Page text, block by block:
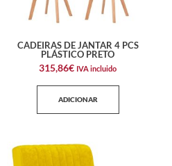
CADEIRAS DE JANTAR 4 PCS
PLÁSTICO PRETO
315,86€ IVA incluido
ADICIONAR